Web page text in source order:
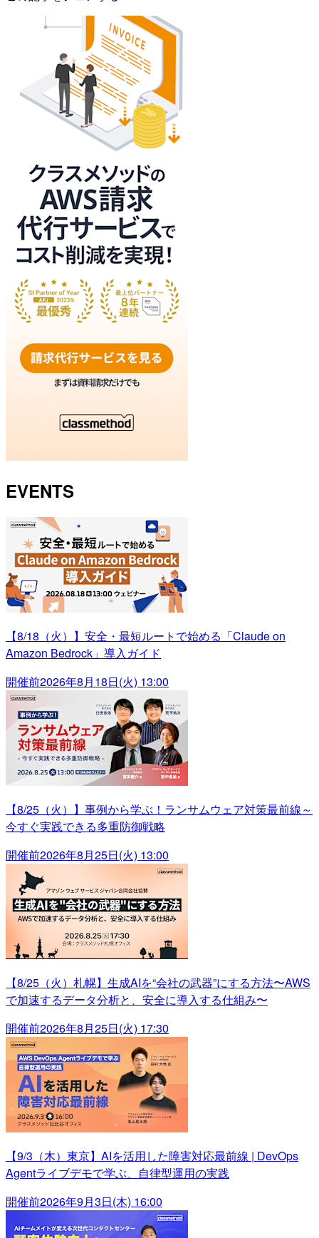
EVENTS
【8/18（火）】安全・最短ルートで始める「Claude on
Amazon Bedrock」導入ガイド
開催前2026年8月18日(火) 13:00
【8/25（火）】事例から学ぶ！ランサムウェア対策最前線～
今すぐ実践できる多重防御戦略
開催前2026年8月25日(火) 13:00
【8/25（火）札幌】生成AIを“会社の武器”にする方法〜AWS
で加速するデータ分析と、安全に導入する仕組み〜
開催前2026年8月25日(火) 17:30
【9/3（木）東京】AIを活用した障害対応最前線 | DevOps
Agentライブデモで学ぶ、自律型運用の実践
開催前2026年9月3日(木) 16:00